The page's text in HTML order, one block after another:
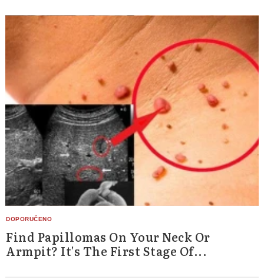
Find Papillomas On Your Neck Or
Armpit? It's The First Stage Of...